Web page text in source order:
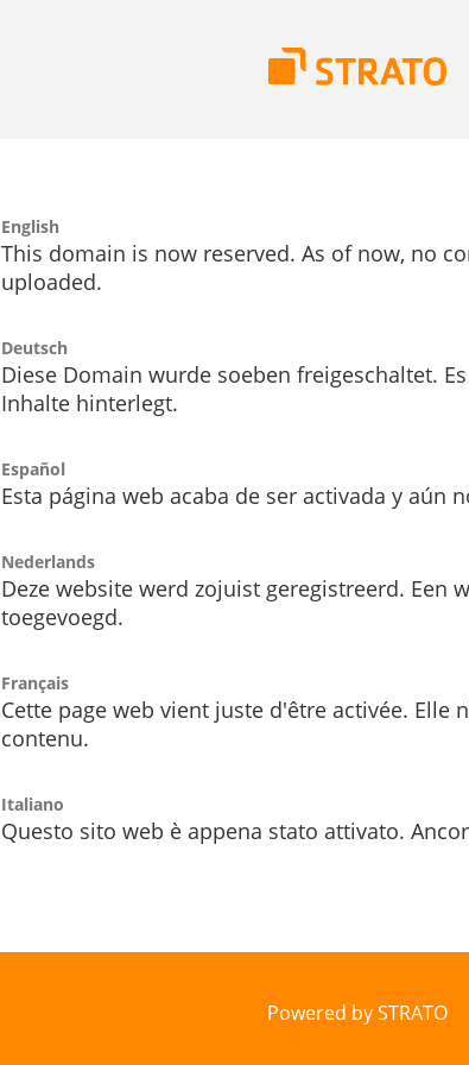
English
This domain is now reserved. As of now, no
uploaded.
Deutsch
Diese Domain wurde soeben freigeschaltet.
Inhalte hinterlegt.
Español
Esta página web acaba de ser activada y aún
Nederlands
Deze website werd zojuist geregistreerd. Een
toegevoegd.
Français
Cette page web vient juste d'être activée. Elle
contenu.
Italiano
Questo sito web è appena stato attivato.
Powered by STRATO